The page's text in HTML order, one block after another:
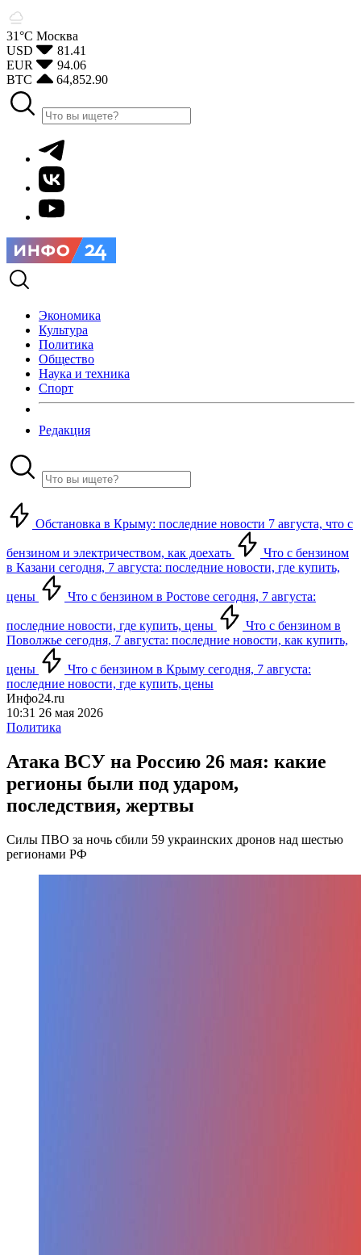
31°С Москва
USD
81.41
EUR
94.06
BTC
64,852.90
Экономика
Культура
Политика
Общество
Наука и техника
Спорт
Редакция
Обстановка в Крыму: последние новости 7 августа, что с
бензином и электричеством, как доехать
Что с бензином
в Казани сегодня, 7 августа: последние новости, где купить,
цены Что с бензином в Ростове сегодня, 7 августа:
последние новости, где купить, цены
Что с бензином в
Поволжье сегодня, 7 августа: последние новости, как купить,
цены
Что с бензином в Крыму сегодня, 7 августа:
последние новости, где купить, цены
Инфо24.ru
10:31 26 мая 2026
Политика
Атака ВСУ на Россию 26 мая: какие
регионы были под ударом,
последствия, жертвы
Силы ПВО за ночь сбили 59 украинских дронов над шестью
регионами РФ